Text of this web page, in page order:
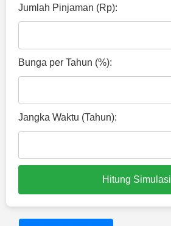
Jumlah Pinjaman (Rp):
Bunga per Tahun (%):
Jangka Waktu (Tahun):
Hitung Simulasi